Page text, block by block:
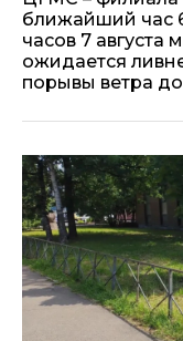
ближайший час
часов 7 августа
ожидается
порывы ветра до